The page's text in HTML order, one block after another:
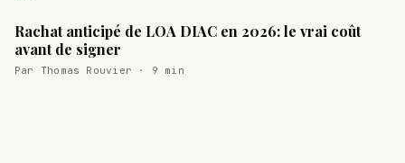
Rachat anticipé de LOA DIAC en 2026: le vrai coût
avant de signer
Par Thomas Rouvier · 9 min